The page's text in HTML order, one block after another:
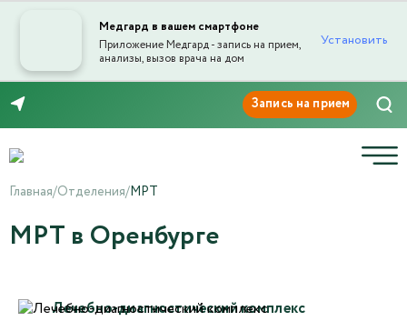
Медгард в вашем смартфоне
Приложение Медгард - запись на прием,
анализы, вызов врача на дом
Установить
Главная/Отделения/МРТ
МРТ в Оренбурге
Лечебно-диагностический комплекс